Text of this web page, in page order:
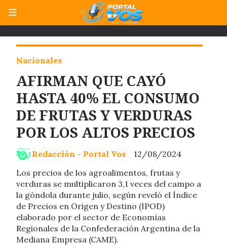
AFIRMAN QUE CAYÓ
HASTA 40% EL CONSUMO
DE FRUTAS Y VERDURAS
POR LOS ALTOS PRECIOS
Los precios de los agroalimentos, frutas y
verduras se multiplicaron 3,1 veces del campo a
la góndola durante julio, según reveló el Índice
de Precios en Origen y Destino (IPOD)
elaborado por el sector de Economías
Regionales de la Confederación Argentina de la
Mediana Empresa (CAME).
Nacionales
12/08/2024
Redacción - Portal Vos